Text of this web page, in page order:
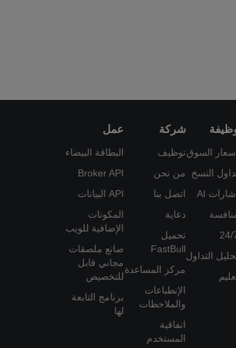
أسعار السوق
النسخ
إشارات AI
24/
التداول
شركة
توظيف
من نحن
اتصل بنا
دعاية
تحميل
FastBull
مركز المساعدة
الإنطباعات
والملاحظات
اتفاقية
المستخدم
عمل
البطاقة البيضاء
Broker API
API البيانات
المكونات
الإضافية للويب
صانع ملصقات
مجاني قابل
للتخصيص
برنامج التابعة
لها